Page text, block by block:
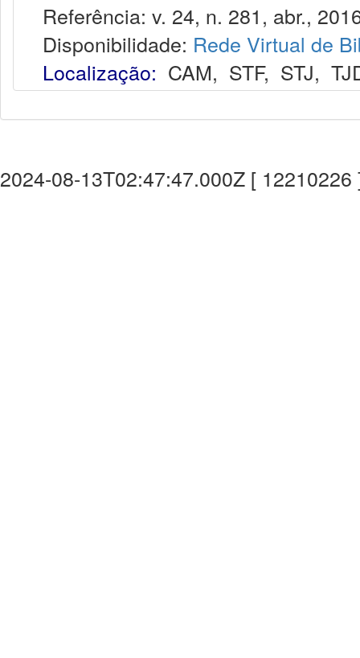
Referência: v. 24, n. 281, abr.,
Disponibilidade: Rede Virtual de
Localização: CAM, STF, STJ,
2024-08-13T02:47:47.000Z [ 12210226